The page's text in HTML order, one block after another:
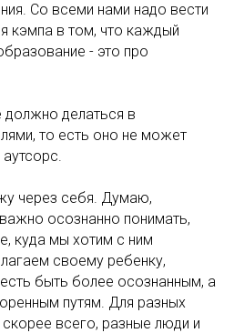
Со всеми нами надо вести
кэмпа в том, что каждый
- это про
делаться в
то есть оно не может
через себя. Думаю,
осознанно понимать,
куда мы хотим с ним
своему ребенку,
быть более осознанным, а
путям. Для разных
скорее всего, разные люди и